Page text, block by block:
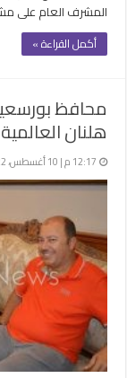
المشرف العام على
أكمل القراءة »
محافظ
هلنان العالمية
12:17 م | 10 أغسطس، 2022